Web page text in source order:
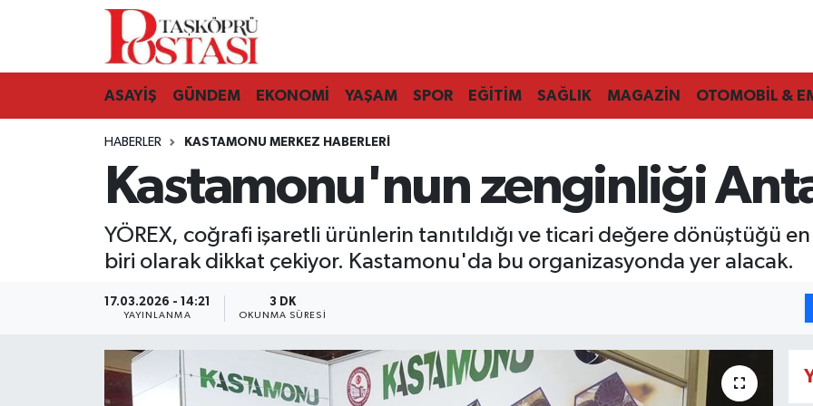
ASAYİŞ GÜNDEM EKONOMİ YAŞAM SPOR EĞİTİM SAĞLIK MAGAZİN OTOMOBİL &
HABERLER KASTAMONU MERKEZ HABERLERI
Kastamonu'nun zenginliği
YÖREX, coğrafi işaretli ürünlerin tanıtıldığı ve ticari değere dönüştüğü
biri olarak dikkat çekiyor. Kastamonu'da bu organizasyonda yer alacak.
17.03.2026 - 14:21
YAYINLANMA
3 DK
OKUNMA SÜRESI
Kastamonu Vefat Edenler
Araç Haberleri
Azdavay Haberleri
Bozkurt Haberleri
Cide Haberleri